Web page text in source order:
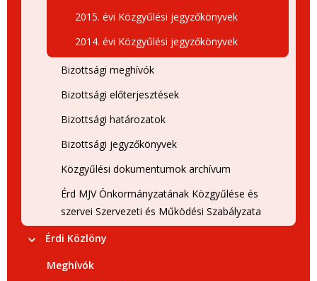
2015. évi Közgyűlési jegyzőkönyvek
2014. évi Közgyűlési jegyzőkönyvek
Bizottsági meghívók
Bizottsági előterjesztések
Bizottsági határozatok
Bizottsági jegyzőkönyvek
Közgyűlési dokumentumok archívum
Érd MJV Önkormányzatának Közgyűlése és
szervei Szervezeti és Működési Szabályzata
Érdi Közlöny
Meghívók